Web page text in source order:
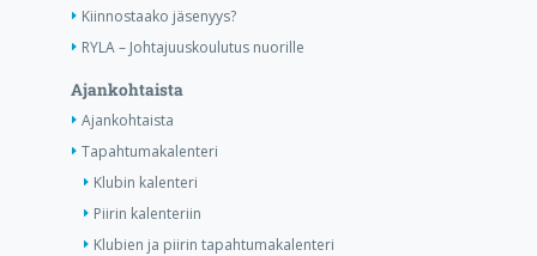
Kiinnostaako jäsenyys?
RYLA – Johtajuuskoulutus nuorille
Ajankohtaista
Ajankohtaista
Tapahtumakalenteri
Klubin kalenteri
Piirin kalenteriin
Klubien ja piirin tapahtumakalenteri